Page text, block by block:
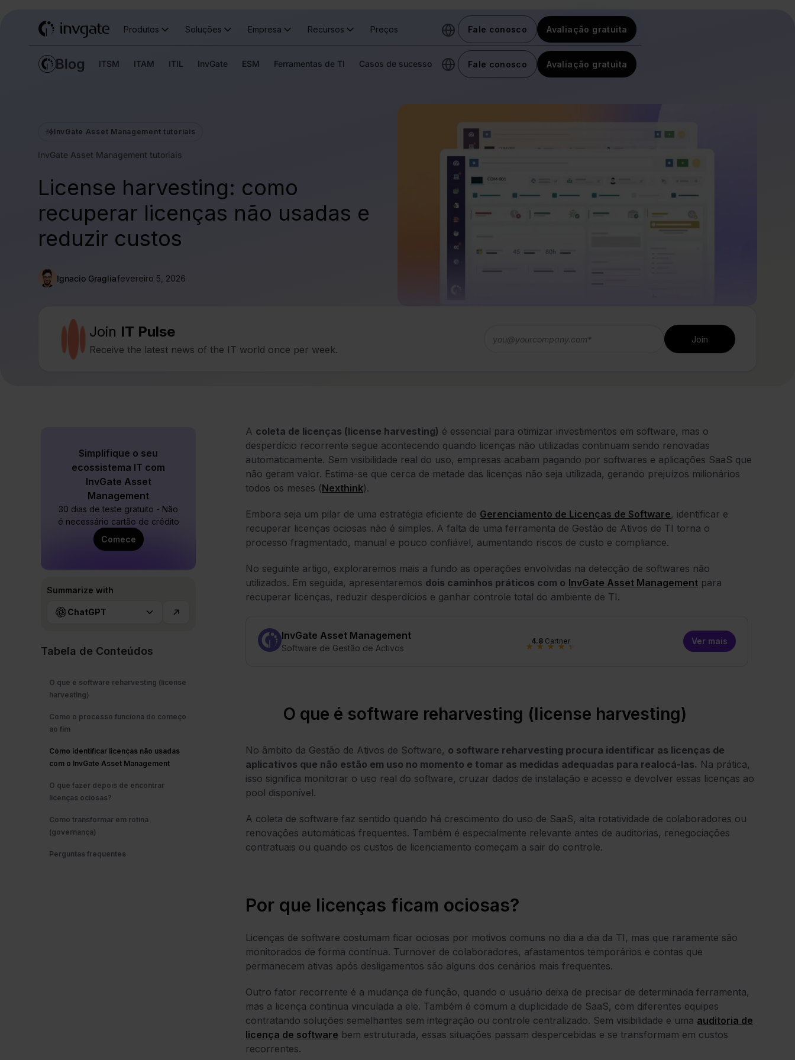
Produtos Soluções Empresa Recursos Preços Fale conosco Avaliação gratuita
ITSM ITAM ITIL InvGate ESM Ferramentas de TI Casos de sucesso Fale conosco Avaliação gratuita
InvGate Asset Management tutoriais
InvGate Asset Management tutoriais
License harvesting: como
recuperar licenças não usadas e
reduzir custos
Ignacio Gragliafevereiro 5, 2026
Join IT Pulse
Receive the latest news of the IT world once per week.
Simplifique o seu
ecossistema IT com
InvGate Asset
Management
30 dias de teste gratuito - Não
é necessário cartão de crédito
Comece
Summarize with
ChatGPT
Tabela de Conteúdos
O que é software reharvesting (license
harvesting)
Como o processo funciona do começo
ao fim
Como identificar licenças não usadas
com o InvGate Asset Management
O que fazer depois de encontrar
licenças ociosas?
Como transformar em rotina
(governança)
Perguntas frequentes
A coleta de licenças (license harvesting) é essencial para otimizar investimentos em software, mas o
desperdício recorrente segue acontecendo quando licenças não utilizadas continuam sendo renovadas
automaticamente. Sem visibilidade real do uso, empresas acabam pagando por softwares e aplicações SaaS que
não geram valor. Estima-se que cerca de metade das licenças não seja utilizada, gerando prejuízos milionários
todos os meses (Nexthink).
Embora seja um pilar de uma estratégia eficiente de Gerenciamento de Licenças de Software, identificar e
recuperar licenças ociosas não é simples. A falta de uma ferramenta de Gestão de Ativos de TI torna o
processo fragmentado, manual e pouco confiável, aumentando riscos de custo e compliance.
No seguinte artigo, exploraremos mais a fundo as operações envolvidas na detecção de softwares não
utilizados. Em seguida, apresentaremos dois caminhos práticos com o InvGate Asset Management para
recuperar licenças, reduzir desperdícios e ganhar controle total do ambiente de TI.
InvGate Asset Management
Software de Gestão de Activos
4.8 Gartner
★ ★ ★ ★ ★
Ver mais
O que é software reharvesting (license harvesting)
No âmbito da Gestão de Ativos de Software, o software reharvesting procura identificar as licenças de
aplicativos que não estão em uso no momento e tomar as medidas adequadas para realocá-las. Na prática,
isso significa monitorar o uso real do software, cruzar dados de instalação e acesso e devolver essas licenças ao
pool disponível.
A coleta de software faz sentido quando há crescimento do uso de SaaS, alta rotatividade de colaboradores ou
renovações automáticas frequentes. Também é especialmente relevante antes de auditorias, renegociações
contratuais ou quando os custos de licenciamento começam a sair do controle.
Por que licenças ficam ociosas?
Licenças de software costumam ficar ociosas por motivos comuns no dia a dia da TI, mas que raramente são
monitorados de forma contínua. Turnover de colaboradores, afastamentos temporários e contas que
permanecem ativas após desligamentos são alguns dos cenários mais frequentes.
Outro fator recorrente é a mudança de função, quando o usuário deixa de precisar de determinada ferramenta,
mas a licença continua vinculada a ele. Também é comum a duplicidade de SaaS, com diferentes equipes
contratando soluções semelhantes sem integração ou controle centralizado. Sem visibilidade e uma auditoria de
licença de software bem estruturada, essas situações passam despercebidas e se transformam em custos
recorrentes.